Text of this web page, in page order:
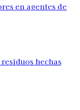
en agentes de
hechas